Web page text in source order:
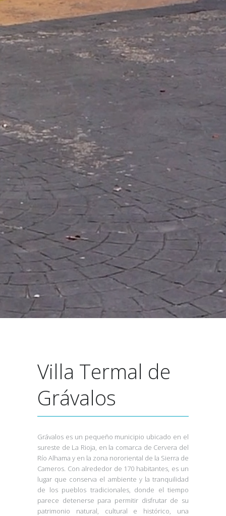
Villa Termal de
Grávalos
Grávalos es un pequeño municipio ubicado en el
sureste de La Rioja, en la comarca de Cervera del
Río Alhama y en la zona nororiental de la Sierra de
Cameros. Con alrededor de 170 habitantes, es un
lugar que conserva el ambiente y la tranquilidad
de los pueblos tradicionales, donde el tiempo
parece detenerse para permitir disfrutar de su
patrimonio natural, cultural e histórico, una